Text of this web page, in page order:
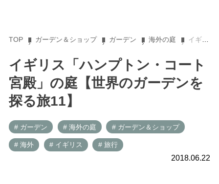
TOP ガーデン＆ショップ ガーデン 海外の庭 イギリス「ハンプトン・コート宮殿」の庭【世界のガーデンを探る旅11】
イギリス「ハンプトン・コート
宮殿」の庭【世界のガーデンを
探る旅11】
# ガーデン # 海外の庭 # ガーデン＆ショップ
# 海外 # イギリス # 旅行
2018.06.22